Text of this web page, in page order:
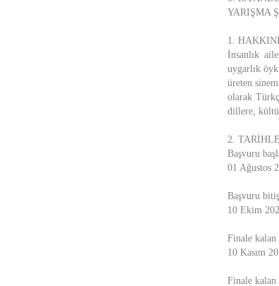
YARIŞMA
1.
İnsanlık
uygarlık
üreten
olarak
dillere,
2.
Başvuru
01 Ağustos
Başvuru
10 Ekim
Finale kalan
10 Kasım
Finale